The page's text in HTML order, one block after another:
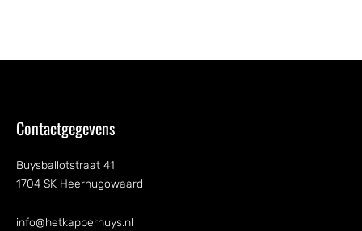
Contactgegevens
Buysballotstraat 41
1704 SK Heerhugowaard
info@hetkapperhuys.nl